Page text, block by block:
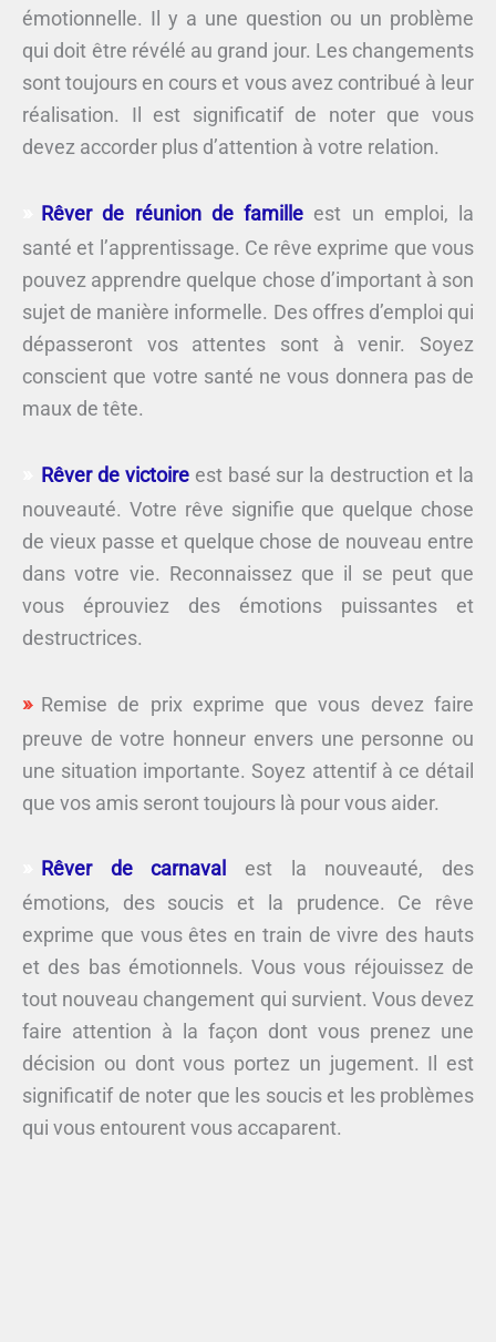
émotionnelle. Il y a une question ou un problème
qui doit être révélé au grand jour. Les changements
sont toujours en cours et vous avez contribué à leur
réalisation. Il est significatif de noter que vous
devez accorder plus d’attention à votre relation.
Rêver de réunion de famille est un emploi, la
santé et l’apprentissage. Ce rêve exprime que vous
pouvez apprendre quelque chose d’important à son
sujet de manière informelle. Des offres d’emploi qui
dépasseront vos attentes sont à venir. Soyez
conscient que votre santé ne vous donnera pas de
maux de tête.
Rêver de victoireest basé sur la destruction et la
nouveauté. Votre rêve signifie que quelque chose
de vieux passe et quelque chose de nouveau entre
dans votre vie. Reconnaissez que il se peut que
vous éprouviez des émotions puissantes et
destructrices.
Remise de prix exprime que vous devez faire
preuve de votre honneur envers une personne ou
une situation importante. Soyez attentif à ce détail
que vos amis seront toujours là pour vous aider.
Rêver de carnaval
est la nouveauté, des
émotions, des soucis et la prudence. Ce rêve
exprime que vous êtes en train de vivre des hauts
et des bas émotionnels. Vous vous réjouissez de
tout nouveau changement qui survient. Vous devez
faire attention à la façon dont vous prenez une
décision ou dont vous portez un jugement. Il est
significatif de noter que les soucis et les problèmes
qui vous entourent vous accaparent.